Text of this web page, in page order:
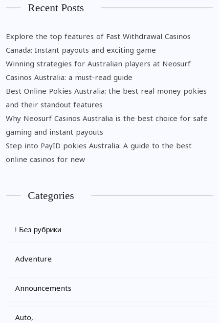
Recent Posts
Explore the top features of Fast Withdrawal Casinos
Canada: Instant payouts and exciting game
Winning strategies for Australian players at Neosurf
Casinos Australia: a must-read guide
Best Online Pokies Australia: the best real money pokies
and their standout features
Why Neosurf Casinos Australia is the best choice for safe
gaming and instant payouts
Step into PayID pokies Australia: A guide to the best
online casinos for new
Categories
! Без рубрики
Adventure
Announcements
Auto,